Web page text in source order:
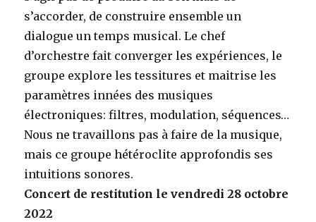
s’accorder, de construire ensemble un
dialogue un temps musical. Le chef
d’orchestre fait converger les expériences, le
groupe explore les tessitures et maitrise les
paramètres innées des musiques
électroniques: filtres, modulation, séquences…
Nous ne travaillons pas à faire de la musique,
mais ce groupe hétéroclite approfondis ses
intuitions sonores.
Concert de restitution le vendredi 28 octobre
2022